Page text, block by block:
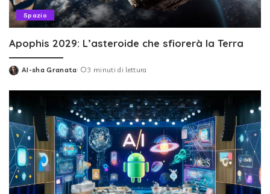
Spazio
Apophis 2029: L’asteroide che sfiorerà la Terra
Posted
AI-sha Granata 3 minuti di lettura